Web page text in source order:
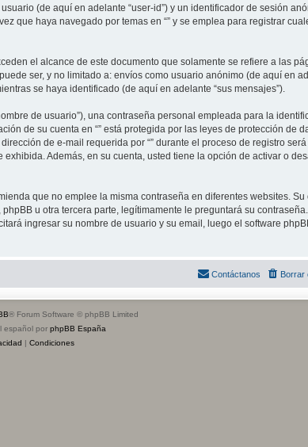
(de aquí en adelante “user-id”) y un identificador de sesión
que haya navegado por temas en “” y se emplea para registrar
el alcance de este documento que solamente se refiere a las
ser, y no limitado a: envíos como usuario anónimo (de aquí en
se haya identificado (de aquí en adelante “sus mensajes”).
de usuario”), una contraseña personal empleada para la
de su cuenta en “” está protegida por las leyes de protección de
de e-mail requerida por “” durante el proceso de registro
Además, en su cuenta, usted tiene la opción de activar o
que no emplee la misma contraseña en diferentes websites.
u otra tercera parte, legítimamente le preguntará su
ingresar su nombre de usuario y su email, luego el software
Borrar
Contáctanos
® Forum Software © phpBB Limited
español por phpBB España
| Condiciones